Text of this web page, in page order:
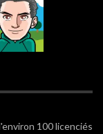
100 licenciés